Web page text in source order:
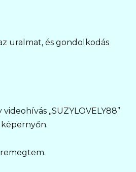
uralmat, és gondolkodás
„SUZYLOVELY88”